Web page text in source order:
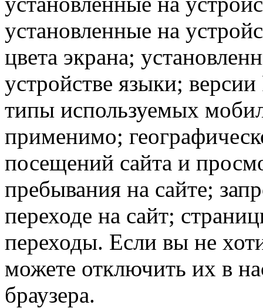
установленные на
цвета экрана;
устройстве языки;
типы используемых
применимо;
посещений сайта и
пребывания на сайте;
переходе на сайт;
переходы. Если вы не
можете отключить их в
браузера.